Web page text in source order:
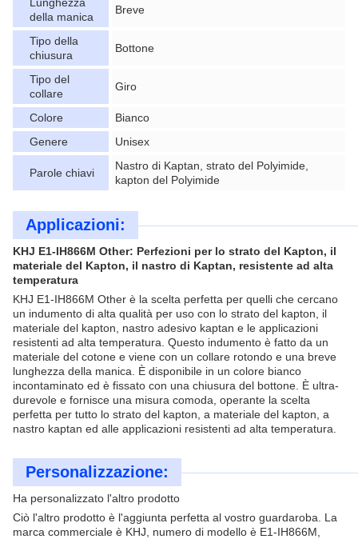
della manica
Breve
Tipo della
chiusura
Bottone
Tipo del
collare
Giro
Colore
Bianco
Genere
Unisex
Parole chiavi
Nastro di Kaptan, strato del Polyimide,
kapton del Polyimide
Applicazioni:
KHJ E1-IH866M Other: Perfezioni per lo strato del Kapton, il
materiale del Kapton, il nastro di Kaptan, resistente ad alta
temperatura
KHJ E1-IH866M Other è la scelta perfetta per quelli che cercano
un indumento di alta qualità per uso con lo strato del kapton, il
materiale del kapton, nastro adesivo kaptan e le applicazioni
resistenti ad alta temperatura. Questo indumento è fatto da un
materiale del cotone e viene con un collare rotondo e una breve
lunghezza della manica. È disponibile in un colore bianco
incontaminato ed è fissato con una chiusura del bottone. È ultra-
durevole e fornisce una misura comoda, operante la scelta
perfetta per tutto lo strato del kapton, a materiale del kapton, a
nastro kaptan ed alle applicazioni resistenti ad alta temperatura.
Personalizzazione:
Ha personalizzato l'altro prodotto
Ciò l'altro prodotto è l'aggiunta perfetta al vostro guardaroba. La
marca commerciale è KHJ, numero di modello è E1-IH866M,